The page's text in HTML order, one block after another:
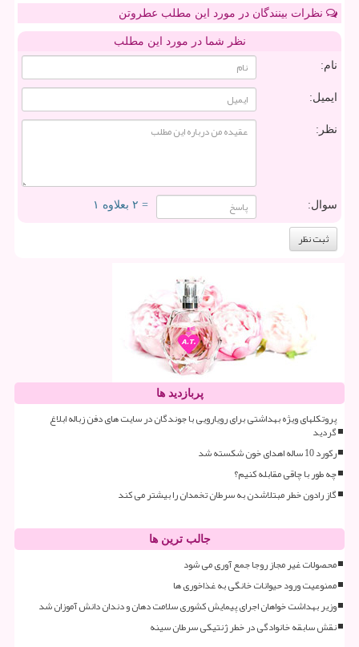
نظرات بینندگان در مورد این مطلب عطروتن
نظر شما در مورد این مطلب
نام:
ایمیل:
نظر:
سوال: = ۲ بعلاوه ۱
پربازدید ها
پروتکلهای ویژه بهداشتی برای رویارویی با جوندگان در سایت های دفن زباله ابلاغ
گردید
رکورد 10 ساله اهدای خون شکسته شد
چه طور با چاقی مقابله کنیم؟
گاز رادون خطر مبتلاشدن به سرطان تخمدان را بیشتر می کند
جالب ترین ها
محصولات غیر مجاز روجا جمع آوری می شود
ممنوعیت ورود حیوانات خانگی به غذاخوری ها
وزیر بهداشت خواهان اجرای پیمایش کشوری سلامت دهان و دندان دانش آموزان شد
نقش سابقه خانوادگی در خطر ژنتیکی سرطان سینه